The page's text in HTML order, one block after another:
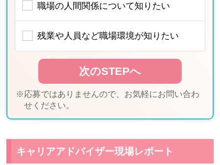
職場の人間関係について知りたい
残業や人員など職場環境が知りたい
※応募ではありませんので、お気軽にお問い合わ
せください。
キャリアアドバイザー現場レポート